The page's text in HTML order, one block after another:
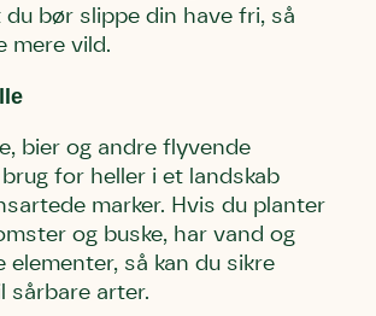
du bør slippe din have fri, så
mere vild.
bier og andre flyvende
for heller i et landskab
marker. Hvis du planter
og buske, har vand og
elementer, så kan du sikre
sårbare arter.